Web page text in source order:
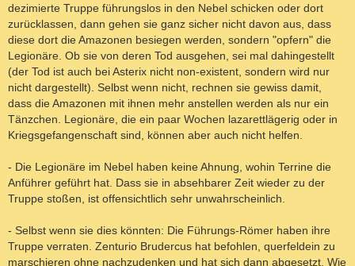
dezimierte Truppe führungslos in den Nebel schicken oder dort
zurücklassen, dann gehen sie ganz sicher nicht davon aus, dass
diese dort die Amazonen besiegen werden, sondern "opfern" die
Legionäre. Ob sie von deren Tod ausgehen, sei mal dahingestellt
(der Tod ist auch bei Asterix nicht non-existent, sondern wird nur
nicht dargestellt). Selbst wenn nicht, rechnen sie gewiss damit,
dass die Amazonen mit ihnen mehr anstellen werden als nur ein
Tänzchen. Legionäre, die ein paar Wochen lazarettlägerig oder in
Kriegsgefangenschaft sind, können aber auch nicht helfen.
- Die Legionäre im Nebel haben keine Ahnung, wohin Terrine die
Anführer geführt hat. Dass sie in absehbarer Zeit wieder zu der
Truppe stoßen, ist offensichtlich sehr unwahrscheinlich.
- Selbst wenn sie dies könnten: Die Führungs-Römer haben ihre
Truppe verraten. Zenturio Brudercus hat befohlen, querfeldein zu
marschieren ohne nachzudenken und hat sich dann abgesetzt. Wie